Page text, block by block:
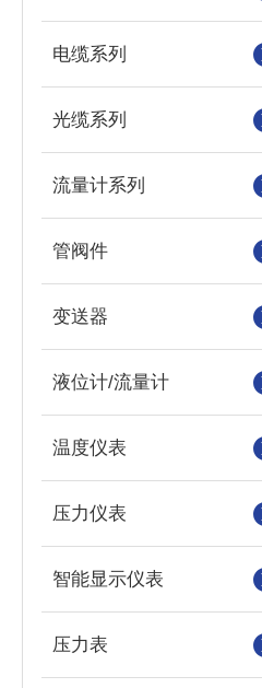
电缆系列
光缆系列
流量计系列
管阀件
变送器
液位计/流量计
温度仪表
压力仪表
智能显示仪表
压力表